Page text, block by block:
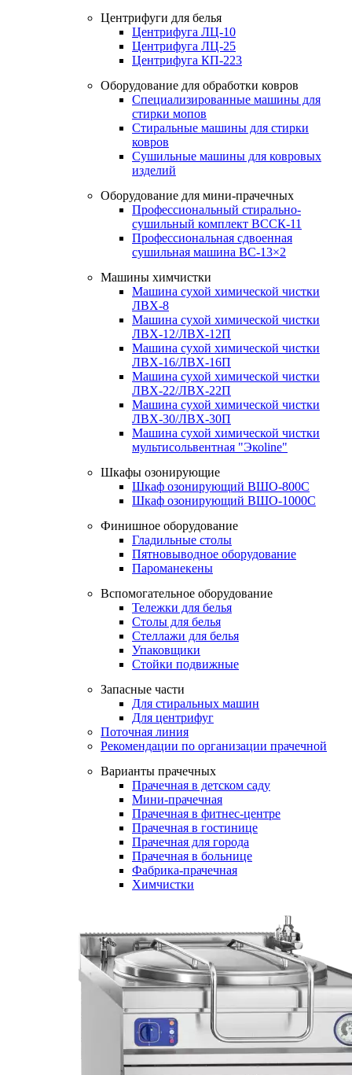
Центрифуги для белья
Центрифуга ЛЦ-10
Центрифуга ЛЦ-25
Центрифуга КП-223
Оборудование для обработки ковров
Специализированные машины для
стирки мопов
Стиральные машины для стирки
ковров
Сушильные машины для ковровых
изделий
Оборудование для мини-прачечных
Профессиональный стирально-
сушильный комплект ВССК-11
Профессиональная сдвоенная
сушильная машина ВС-13×2
Машины химчистки
Машина сухой химической чистки
ЛВХ-8
Машина сухой химической чистки
ЛВХ-12/ЛВХ-12П
Машина сухой химической чистки
ЛВХ-16/ЛВХ-16П
Машина сухой химической чистки
ЛВХ-22/ЛВХ-22П
Машина сухой химической чистки
ЛВХ-30/ЛВХ-30П
Машина сухой химической чистки
мультисольвентная "Экоline"
Шкафы озонирующие
Шкаф озонирующий ВШО-800С
Шкаф озонирующий ВШО-1000С
Финишное оборудование
Гладильные столы
Пятновыводное оборудование
Пароманекены
Вспомогательное оборудование
Тележки для белья
Столы для белья
Стеллажи для белья
Упаковщики
Стойки подвижные
Запасные части
Для стиральных машин
Для центрифуг
Поточная линия
Рекомендации по организации прачечной
Варианты прачечных
Прачечная в детском саду
Мини-прачечная
Прачечная в фитнес-центре
Прачечная в гостинице
Прачечная для города
Прачечная в больнице
Фабрика-прачечная
Химчистки